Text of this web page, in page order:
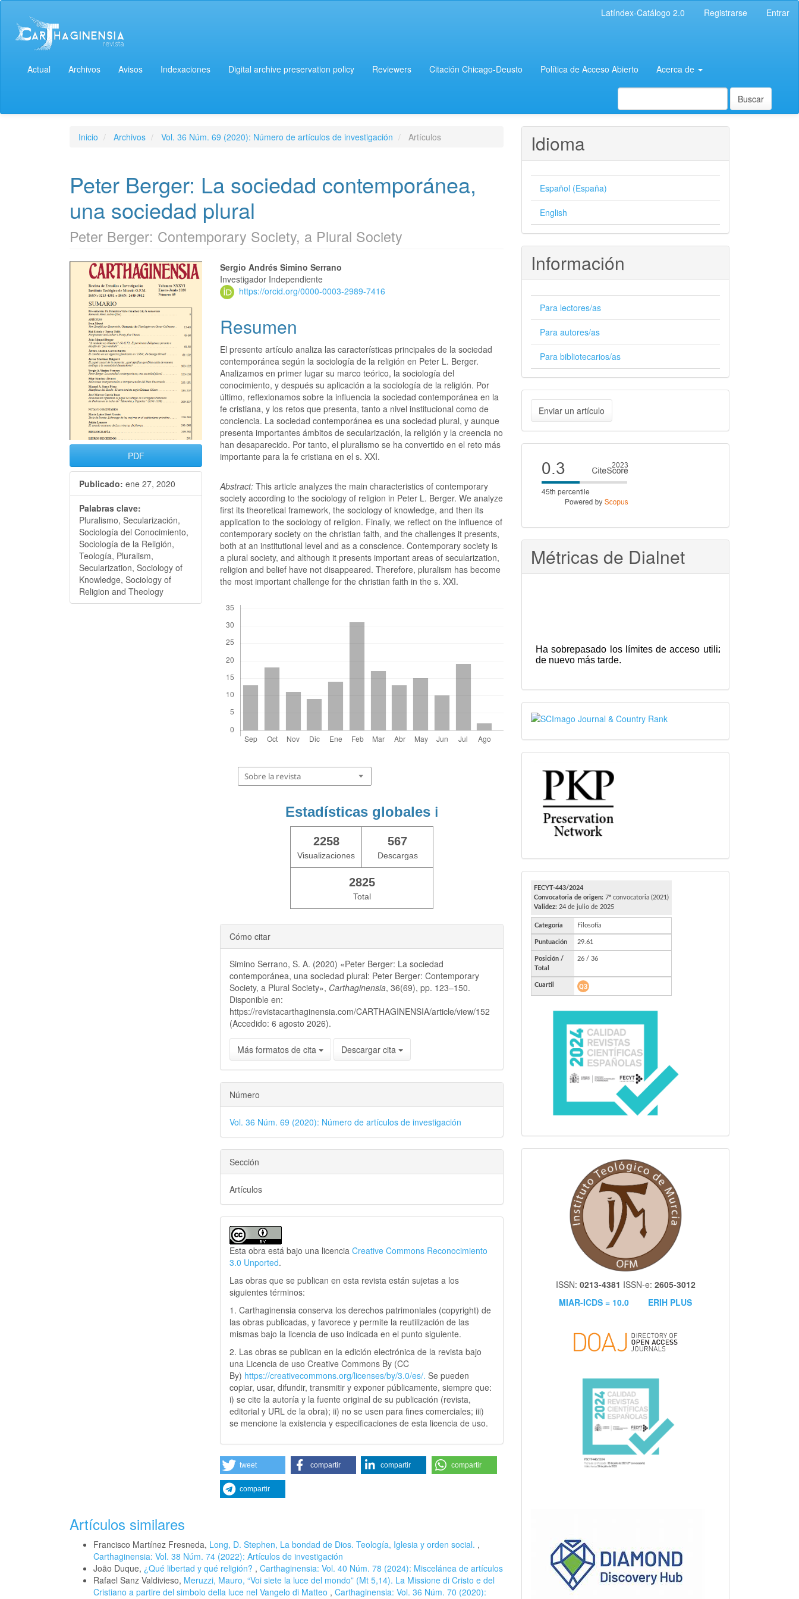
Latíndex-Catálogo 2.0 Registrarse Entrar
Actual Archivos Avisos Indexaciones Digital archive preservation policy Reviewers Citación Chicago-Deusto Política de Acceso Abierto Acerca de
Buscar
Inicio Archivos Vol. 36 Núm. 69 (2020): Número de artículos de investigación Artículos
Peter Berger: La sociedad contemporánea,
una sociedad plural
Peter Berger: Contemporary Society, a Plural Society
PDF
Publicado: ene 27, 2020
Palabras clave:
Pluralismo, Secularización,
Sociología del Conocimiento,
Sociología de la Religión,
Teología, Pluralism,
Secularization, Sociology of
Knowledge, Sociology of
Religion and Theology
Sergio Andrés Simino Serrano
Investigador Independiente
https://orcid.org/0000-0003-2989-7416
Resumen
El presente artículo analiza las características principales de la sociedad
contemporánea según la sociología de la religión en Peter L. Berger.
Analizamos en primer lugar su marco teórico, la sociología del
conocimiento, y después su aplicación a la sociología de la religión. Por
último, reflexionamos sobre la influencia la sociedad contemporánea en la
fe cristiana, y los retos que presenta, tanto a nivel institucional como de
conciencia. La sociedad contemporánea es una sociedad plural, y aunque
presenta importantes ámbitos de secularización, la religión y la creencia no
han desaparecido. Por tanto, el pluralismo se ha convertido en el reto más
importante para la fe cristiana en el s. XXI.
Abstract:This article analyzes the main characteristics of contemporary
society according to the sociology of religion in Peter L. Berger. We analyze
first its theoretical framework, the sociology of knowledge, and then its
application to the sociology of religion. Finally, we reflect on the influence of
contemporary society on the christian faith, and the challenges it presents,
both at an institutional level and as a conscience. Contemporary society is
a plural society, and although it presents important areas of secularization,
religion and belief have not disappeared. Therefore, pluralism has become
the most important challenge for the christian faith in the s. XXI.
Sobre la revista
Estadísticas globales ℹ️
2258
Visualizaciones
567
Descargas
2825
Total
Cómo citar
Simino Serrano, S. A. (2020) «Peter Berger: La sociedad
contemporánea, una sociedad plural: Peter Berger: Contemporary
Society, a Plural Society», Carthaginensia, 36(69), pp. 123–150.
Disponible en:
https://revistacarthaginensia.com/CARTHAGINENSIA/article/view/152
(Accedido: 6 agosto 2026).
Más formatos de cita Descargar cita
Número
Vol. 36 Núm. 69 (2020): Número de artículos de investigación
Sección
Artículos
Esta obra está bajo una licenciaCreative Commons Reconocimiento
3.0 Unported.
Las obras que se publican en esta revista están sujetas a los
siguientes términos:
1. Carthaginensia conserva los derechos patrimoniales (copyright) de
las obras publicadas, y favorece y permite la reutilización de las
mismas bajo la licencia de uso indicada en el punto siguiente.
2. Las obras se publican en la edición electrónica de la revista bajo
una Licencia de uso Creative Commons By (CC
By) https://creativecommons.org/licenses/by/3.0/es/.Se pueden
copiar, usar, difundir, transmitir y exponer públicamente, siempre que:
i) se cite la autoría y la fuente original de su publicación (revista,
editorial y URL de la obra); ii) no se usen para fines comerciales; iii)
se mencione la existencia y especificaciones de esta licencia de uso.
tweet compartir compartir compartir
compartir
Artículos similares
Francisco Martínez Fresneda, Long, D. Stephen, La bondad de Dios. Teología, Iglesia y orden social. ,
Carthaginensia: Vol. 38 Núm. 74 (2022): Artículos de investigación
João Duque, ¿Qué libertad y qué religión? , Carthaginensia: Vol. 40 Núm. 78 (2024): Miscelánea de artículos
Rafael Sanz Valdivieso, Meruzzi, Mauro, “Voi siete la luce del mondo” (Mt 5,14). La Missione di Cristo e del
Cristiano a partire del simbolo della luce nel Vangelo di Matteo , Carthaginensia: Vol. 36 Núm. 70 (2020):
Idioma
Español (España)
English
Información
Para lectores/as
Para autores/as
Para bibliotecarios/as
Enviar
un
artículo
Enviar un artículo
Cite
score
Métricas de Dialnet
SJR
PKP
FECYT
ISSN: 0213-4381 ISSN-e: 2605-3012
MIAR-ICDS = 10.0
ERIH PLUS